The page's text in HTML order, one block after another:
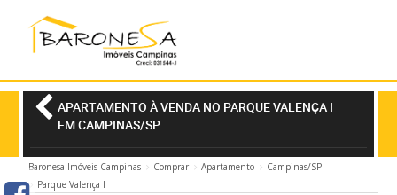
APARTAMENTO À VENDA NO PARQUE VALENÇA I
EM CAMPINAS/SP
Baronesa Imóveis Campinas Comprar Apartamento
Campinas/SP
Parque Valença I